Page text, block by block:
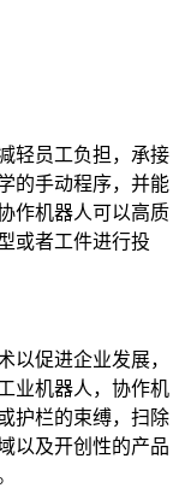
轻员工负担，承接
的手动程序，并能
作机器人可以高质
或者工件进行投
以促进企业发展，
业机器人，协作机
护栏的束缚，扫除
以及开创性的产品